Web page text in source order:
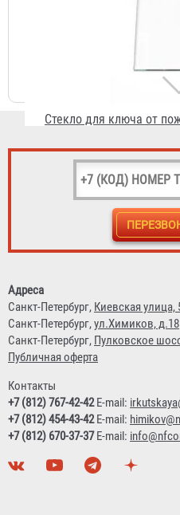
Стекло для ключа от
39 ₽
Адреса
Санкт-Петербург, Киевская улица,
Санкт-Петербург,ул.Химиков, д.18
Санкт-Петербург, Пулковское
Публичная оферта
Контакты
+7 (812) 767-42-42E-mail:
+7 (812) 454-43-42E-mail:
+7 (812) 670-37-37E-mail: